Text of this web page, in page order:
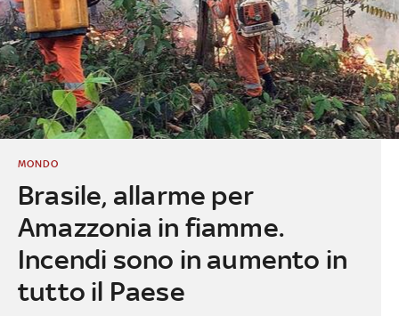
Brasile, allarme per
Amazzonia in fiamme.
Incendi sono in aumento in
tutto il Paese
MONDO